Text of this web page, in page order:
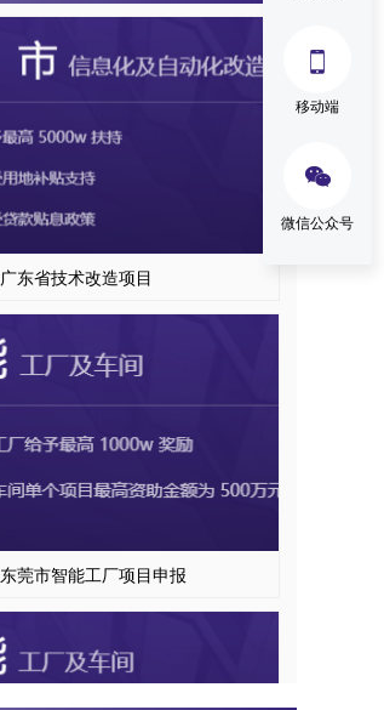
广东省技术改造项目
东莞市智能工厂项目申报

移动端

微信公众号